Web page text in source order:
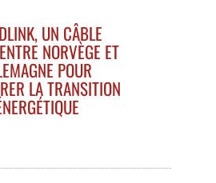
UN CÂBLE
NORVÈGE ET
POUR
LA TRANSITION